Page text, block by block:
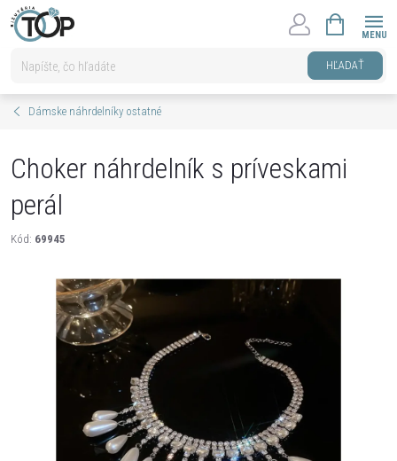
Prejsť
na
HĽADAŤ
KOŠÍK
Dámske náhrdelníky ostatné
Choker náhrdelník s príveskami
perál
Kód: 69945